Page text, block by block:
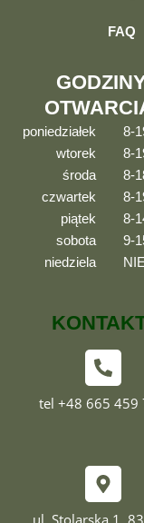
FAQ
poniedziałek
8-
wtorek
8-
środa
8-
czwartek
8-
piątek
8-
sobota
9-
niedziela
tel +48 665 459
ul. Stolarska 1,